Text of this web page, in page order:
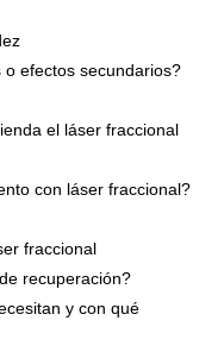
efectos secundarios?
el láser fraccional
con láser fraccional?
fraccional
recuperación?
y con qué